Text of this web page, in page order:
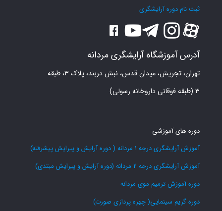
ثبت نام دوره آرایشگری
آدرس آموزشگاه آرایشگری مردانه
تهران، تجریش، میدان قدس، نبش دربند، پلاک ۳، طبقه
۳ (طبقه فوقانی داروخانه رسولی)
دوره های آموزشی
آموزش آرایشگری درجه 1 مردانه ( دوره آرایش و پیرایش پیشرفته)
آموزش آرایشگری درجه 2 مردانه (دوره آرایش و پیرایش مبتدی)
دوره آموزش ترمیم موی مردانه
دوره گریم سینمایی( چهره پردازی صورت)